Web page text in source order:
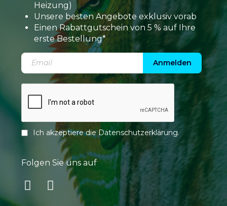
Heizung)
Unsere besten Angebote exklusiv vorab
Einen Rabattgutschein von 5 % auf Ihre
erste Bestellung*
Anmelden
Ich akzeptiere dieDatenschutzerklärung.
Folgen Sie uns auf